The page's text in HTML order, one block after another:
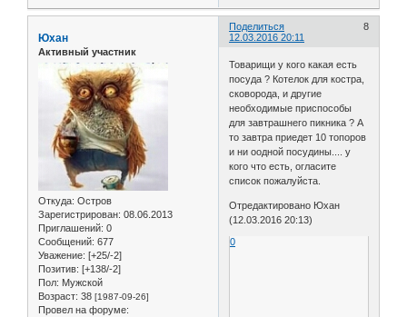
Поделиться
8
12.03.2016 20:11
Юхан
Активный участник
Откуда: Остров
Зарегистрирован: 08.06.2013
Приглашений: 0
Сообщений: 677
Уважение: [+25/-2]
Позитив: [+138/-2]
Пол: Мужской
Возраст: 38 [1987-09-26]
Провел на форуме:
Товарищи у кого какая есть
посуда ? Котелок для костра,
сковорода, и другие
необходимые приспособы
для завтрашнего пикника ? А
то завтра приедет 10 топоров
и ни оодной посудины.... у
кого что есть, огласите
список пожалуйста.
Отредактировано Юхан
(12.03.2016 20:13)
0